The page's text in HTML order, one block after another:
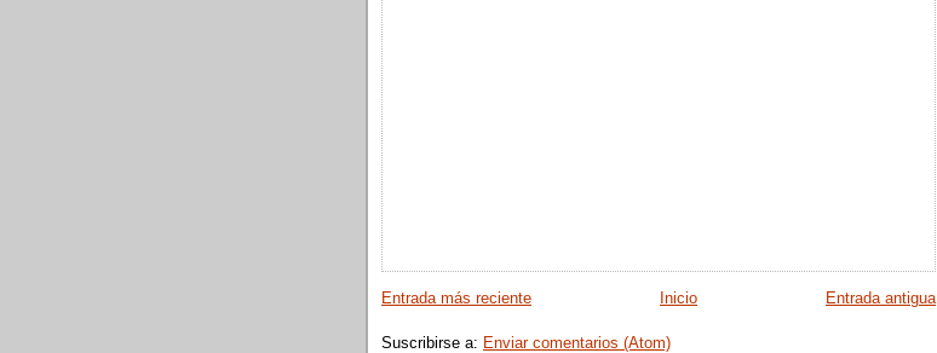
Entrada más reciente Entrada antigua
Inicio
Suscribirse a: Enviar comentarios (Atom)